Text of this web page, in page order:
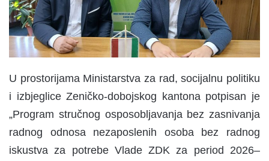
a
l
U prostorijama Ministarstva za rad, socijalnu politiku
i izbjeglice Zeničko-dobojskog kantona potpisan je
„Program stručnog osposobljavanja bez zasnivanja
radnog odnosa nezaposlenih osoba bez radnog
iskustva za potrebe Vlade ZDK za period 2026–